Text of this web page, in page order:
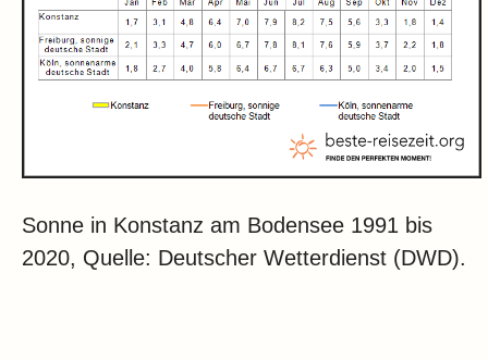
Sonne in Konstanz am Bodensee 1991 bis
2020, Quelle: Deutscher Wetterdienst (DWD).